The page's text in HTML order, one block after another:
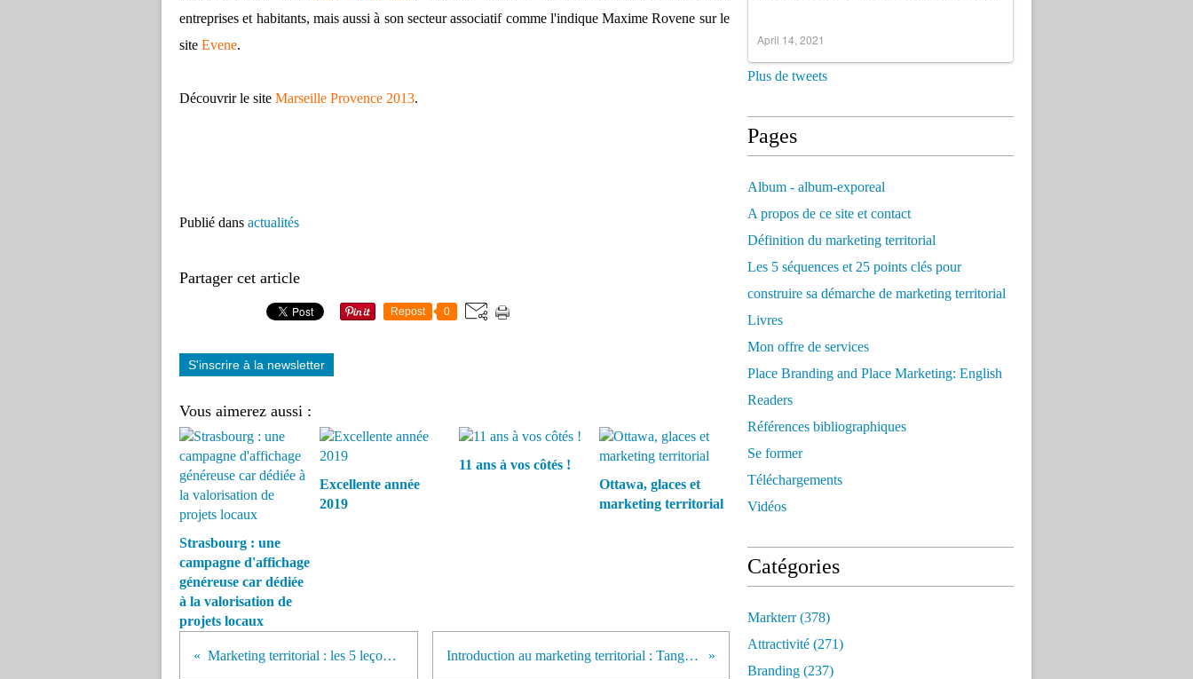
entreprises et habitants, mais aussi à son secteur associatif comme l'indique Maxime Rovene sur le
site Evene.
Découvrir le site Marseille Provence 2013.
Publié dans actualités
Partager cet article
Repost 0
S'inscrire à la newsletter
Vous aimerez aussi :
Strasbourg : une
campagne d'affichage
généreuse car dédiée
à la valorisation de
projets locaux
Excellente année
2019
11 ans à vos côtés !
Ottawa, glaces et
marketing territorial
Marketing territorial : les 5 leçons de Barcelone Introduction au marketing territorial : Tanger, 17 janvier 2013
April 14, 2021
Plus de tweets
Pages
Album - album-exporeal
A propos de ce site et contact
Définition du marketing territorial
Les 5 séquences et 25 points clés pour
construire sa démarche de marketing territorial
Livres
Mon offre de services
Place Branding and Place Marketing: English
Readers
Références bibliographiques
Se former
Téléchargements
Vidéos
Catégories
Markterr(378)
Attractivité (271)
Branding (237)